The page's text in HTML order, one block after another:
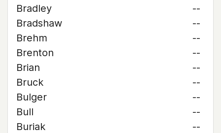
Bradley
--
Bradshaw
--
Brehm
--
Brenton
--
Brian
--
Bruck
--
Bulger
--
Bull
--
Buriak
--